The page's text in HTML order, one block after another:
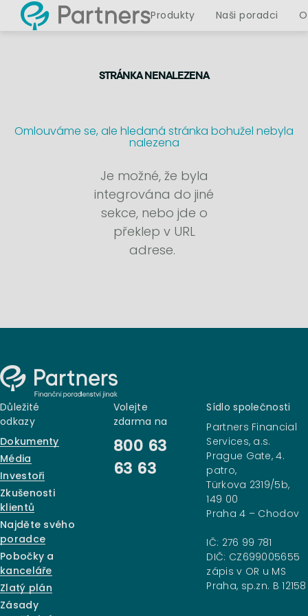
Produkty Naši poradci
STRÁNKA NENALEZENA
Omlouváme se, ale hledaná stránka bohužel nebyla
nalezena
Je možné, že byla
integrována do jiné
sekce, nebo jde o
překlep v URL
adrese.
Důležité
odkazy
Dokumenty
Média
Investoři
Zkušenosti
klientů
Najděte svého
poradce
Pobočky a
kanceláře
Zlatý plán
Zásady
Volejte
zdarma na
800 63
63 63
Sídlo společnosti
Partners Financial
Services, a.s.
Prague Gate, 4.
patro,
Türkova 2319/5b,
149 00
Praha 4 – Chodov
IČ: 276 99 781
DIČ: CZ699005655
zápis v OR u MS
Praha, sp.zn. B 12158